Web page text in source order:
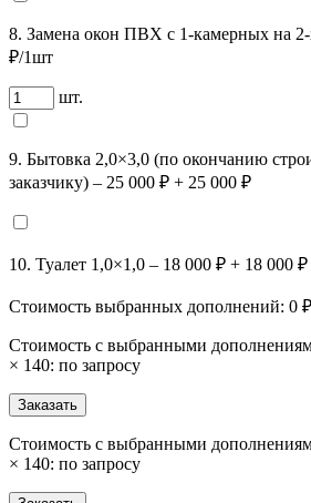
8. Замена окон ПВХ с 1-камерных на
₽/1шт
шт.
9. Бытовка 2,0×3,0 (по окончанию
заказчику) – 25 000 ₽ + 25 000 ₽
10. Туалет 1,0×1,0 – 18 000 ₽ + 18 000 ₽
Стоимость выбранных дополнений: 0 ₽
Стоимость с выбранными
× 140: по запросу
Заказать
Стоимость с выбранными
× 140: по запросу